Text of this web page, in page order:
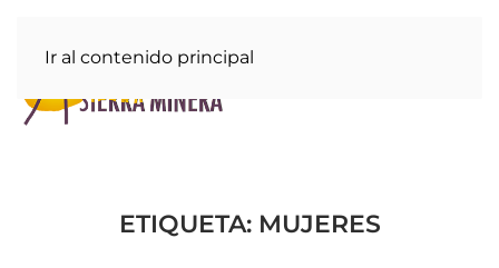
Ir al contenido principal
ETIQUETA: MUJERES